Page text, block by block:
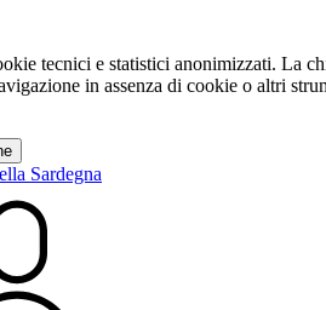
tecnici e statistici anonimizzati. La
in assenza di cookie o altri
Sardegna